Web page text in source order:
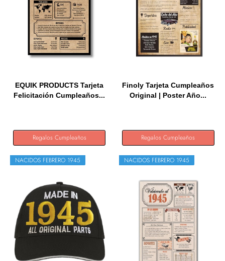
EQUIK PRODUCTS Tarjeta
Felicitación Cumpleaños...
Regalos Cumpleaños
Finoly Tarjeta Cumpleaños
Original | Poster Año...
Regalos Cumpleaños
NACIDOS FEBRERO 1945 NACIDOS FEBRERO 1945